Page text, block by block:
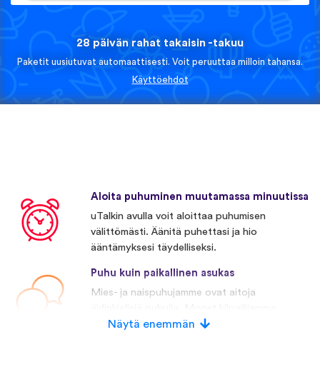
28 päivän rahat takaisin -takuu
Paketit uusiutuvat automaattisesti. Voit peruuttaa milloin tahansa.
Käyttöehdot
Aloita puhuminen muutamassa minuutissa
uTalkin avulla voit aloittaa puhumisen
välittömästi. Äänitä puhettasi ja hio
ääntämyksesi täydelliseksi.
Puhu kuin paikallinen asukas
Mies- ja naispuhujamme ovat aitoja
käyttävät keinotekoista puhetta.
Näytä enemmän